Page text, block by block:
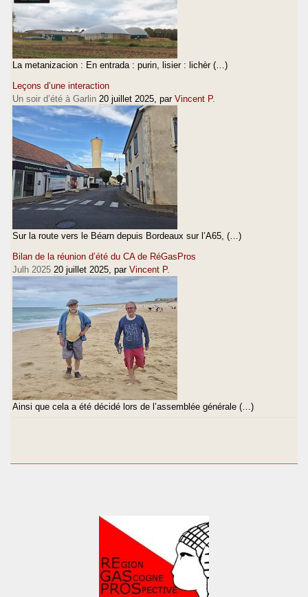
La metanizacion : En entrada : purin, lisier : lichèr (…)
Leçons d’une interaction
Un soir d’été à Garlin 20 juillet 2025 , par Vincent P.
Sur la route vers le Béarn depuis Bordeaux sur l’A65, (…)
Bilan de la réunion d’été du CA de RéGasPros
Julh 2025 20 juillet 2025 , par Vincent P.
Ainsi que cela a été décidé lors de l’assemblée générale (…)